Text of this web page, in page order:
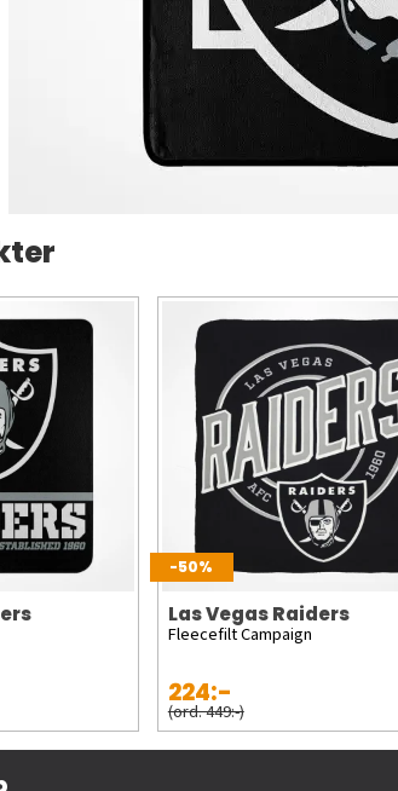
-50%
Las Vegas Raiders
Fleecefilt Campaign
224:-
(ord. 449:-)